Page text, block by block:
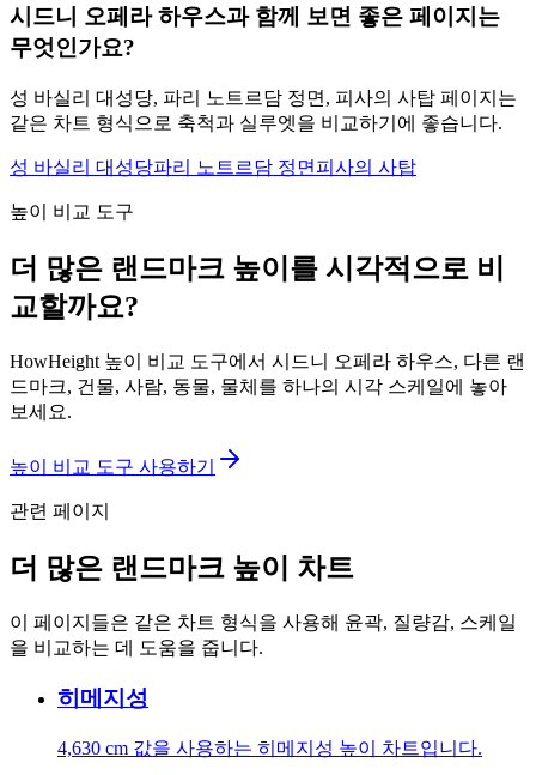
시드니 오페라 하우스과 함께 보면 좋은 페이지는
무엇인가요?
성 바실리 대성당, 파리 노트르담 정면, 피사의 사탑 페이지는
같은 차트 형식으로 축척과 실루엣을 비교하기에 좋습니다.
성 바실리 대성당파리 노트르담 정면 피사의 사탑
높이 비교 도구
더 많은 랜드마크 높이를 시각적으로 비
교할까요?
HowHeight 높이 비교 도구에서 시드니 오페라 하우스, 다른 랜
드마크, 건물, 사람, 동물, 물체를 하나의 시각 스케일에 놓아
보세요.
높이 비교 도구 사용하기
관련 페이지
더 많은 랜드마크 높이 차트
이 페이지들은 같은 차트 형식을 사용해 윤곽, 질량감, 스케일
을 비교하는 데 도움을 줍니다.
히메지성
4,630 cm 값을 사용하는 히메지성 높이 차트입니다.